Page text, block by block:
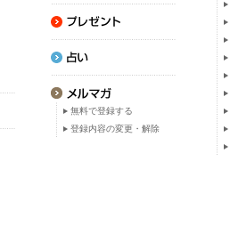
無料で登録する
登録内容の変更・解除